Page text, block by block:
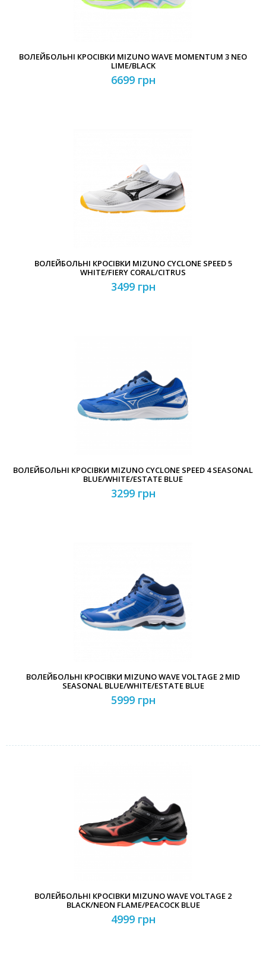
ВОЛЕЙБОЛЬНІ КРОСІВКИ MIZUNO WAVE MOMENTUM 3 NEO
LIME/BLACK
6699 грн
ВОЛЕЙБОЛЬНІ КРОСІВКИ MIZUNO CYCLONE SPEED 5
WHITE/FIERY CORAL/CITRUS
3499 грн
ВОЛЕЙБОЛЬНІ КРОСІВКИ MIZUNO CYCLONE SPEED 4 SEASONAL
BLUE/WHITE/ESTATE BLUE
3299 грн
ВОЛЕЙБОЛЬНІ КРОСІВКИ MIZUNO WAVE VOLTAGE 2 MID
SEASONAL BLUE/WHITE/ESTATE BLUE
5999 грн
ВОЛЕЙБОЛЬНІ КРОСІВКИ MIZUNO WAVE VOLTAGE 2
BLACK/NEON FLAME/PEACOCK BLUE
4999 грн